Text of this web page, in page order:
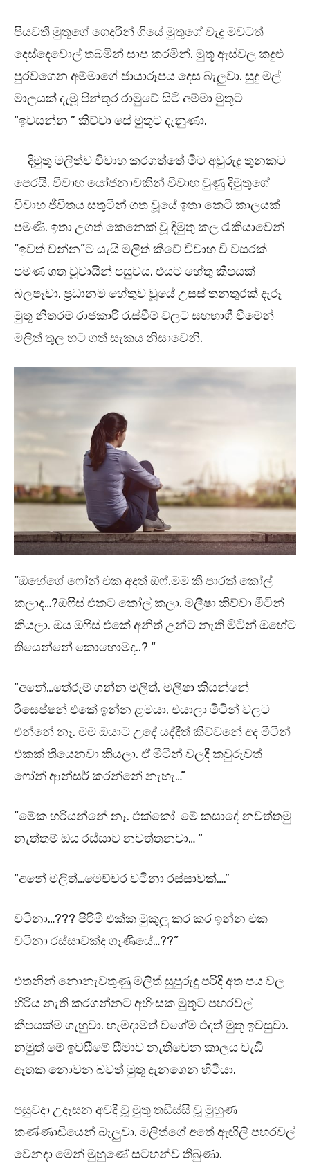
පියවතී මුතූගේ ගෙදරින් ගියේ මුතූගේ වැදූ මවටත්
දෙස්දෙවොල් තබමින් සාප කරමින්. මුතූ ඇස්වල කදුළු
පුරවගෙන අම්මාගේ ජායාරූපය දෙස බැලුවා. සුදු මල්
මාලයක් දැමූ පින්තූර රාමුවේ සිටි අම්මා මුතූට
“ඉවසන්න ” කිව්වා සේ මුතූට දැනුණා.
දිමුතු මලිත්ව විවාහ කරගත්තේ මීට අවුරුදු තුනකට
පෙරයි. විවාහ යෝජනාවකින් විවාහ වුණු දිමුතුගේ
විවාහ ජීවිතය සතුටින් ගත වූයේ ඉතා කෙටි කාලයක්
පමණී. ඉතා උගත් කෙනෙක් වූ දිමුතු කල රැකියාවෙන්
“ඉවත් වන්න”ට යැයි මලිත් කීවේ විවාහ වී වසරක්
පමණ ගත වූවායින් පසුවය. එයට හේතු කීපයක්
බලපෑවා. ප්‍රධානම හේතුව වූයේ උසස් තනතුරක් දැරූ
මුතූ නිතරම රාජකාරි රැස්වීම් වලට සහභාගී වීමෙන්
මලිත් තුල හට ගත් සැකය නිසාවෙනි.
“ඔහේගේ ෆෝන් එක අදත් ඕෆ්.මම කී පාරක් කෝල්
කලාද…?ඔෆිස් එකට කෝල් කලා. මලීෂා කිව්වා මීටින්
කියලා. ඔය ඔෆිස් එකේ අනිත් උන්ට නැති මීටින් ඔහේට
තියෙන්නේ කොහොමද..? “
“අනේ…තේරුම් ගන්න මලිත්. මලීෂා කියන්නේ
රිසෙප්ෂන් එකේ ඉන්න ළමයා. එයාලා මීටින් වලට
එන්නේ නෑ. මම ඔයාට උදේ යද්දීත් කිව්වනේ අද මීටින්
එකක් තියෙනවා කියලා. ඒ මීටින් වලදී කවුරුවත්
ෆෝන් ආන්සර් කරන්නේ නැහැ…”
“මේක හරියන්නේ නෑ. එක්කෝ මේ කසාදේ නවත්තමු
නැත්තම් ඔය රස්සාව නවත්තනවා… “
“අනේ මලිත්…මෙච්චර වටිනා රස්සාවක්….”
වටිනා…??? පිරිමි එක්ක මුකුලු කර කර ඉන්න එක
වටිනා රස්සාවක්ද ගෑණියේ…??”
එතනින් නොනැවතුණු මලිත් සුපුරුදු පරිදි අත පය වල
හිරිය නැති කරගන්නට අහිංසක මුතූට පහරවල්
කීපයක්ම ගැහුවා. හැමදාමත් වගේම එදත් මුතූ ඉවසුවා.
නමුත් මේ ඉවසීමේ සීමාව නැතිවෙන කාලය වැඩි
ඈතක නොවන බවත් මුතූ දැනගෙන හිටියා.
පසුවදා උදෑසන අවදි වූ මුතූ තඩිස්සි වූ මුහුණ
කණ්ණාඩියෙන් බැලුවා. මලිත්ගේ අතේ ඇඟිලි පහරවල්
වෙනදා මෙන් මුහුණේ සටහන්ව තිබුණා.